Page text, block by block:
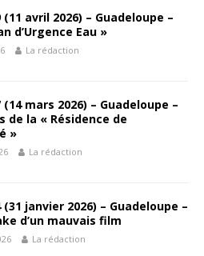
(11 avril 2026) – Guadeloupe –
d’Urgence Eau »
La rédaction
(14 mars 2026) – Guadeloupe –
de la « Résidence de
»
La rédaction
(31 janvier 2026) – Guadeloupe –
d’un mauvais film
La rédaction